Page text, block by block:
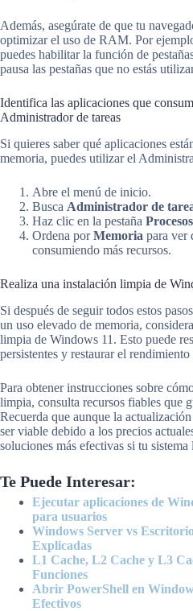
Además, asegúrate de que tu
optimizar el uso de RAM. Por
puedes habilitar la función de
pausa las pestañas que no estás
Identifica las aplicaciones que
Administrador de tareas
Si quieres saber qué aplicaciones
memoria, puedes utilizar el
Abre el menú de inicio.
Busca Administrador de
Haz clic en la pestaña Procesos
Ordena porMemoria para ver
consumiendo más recursos.
Realiza una instalación limpia de
Si después de seguir todos estos
un uso elevado de memoria,
limpia de Windows 11. Esto puede
persistentes y restaurar el
Para obtener instrucciones sobre
limpia, consulta recursos fiables que
Recuerda que aunque la
ser viable debido a los precios
soluciones más efectivas si tu sistema
Te Puede Interesar:
Ejecutar aplicaciones de
para usuarios
Windows Server vs
Explicadas
L1 Cache, L2 Cache y L3
Funciones
Abrir PowerShell en
Efectivos